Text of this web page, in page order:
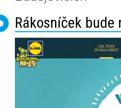
Rákosníček